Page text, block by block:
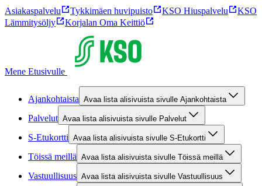
Asiakaspalvelu Tykkimäen huvipuisto KSO Hiuspalvelu
KSO
Lämmitysöljy
Korjalan Oma Keittiö
Mene Etusivulle
Ajankohtaista Avaa lista alisivuista sivulle Ajankohtaista
Palvelut Avaa lista alisivuista sivulle Palvelut
S-Etukortti Avaa lista alisivuista sivulle S-Etukortti
Töissä meillä Avaa lista alisivuista sivulle Töissä meillä
Vastuullisuus Avaa lista alisivuista sivulle Vastuullisuus